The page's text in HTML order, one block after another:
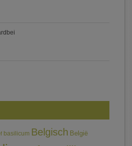
basilicum Belgisch België